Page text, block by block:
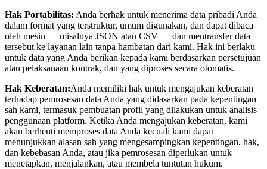
Hak Portabilitas: Anda berhak untuk menerima data pribadi Anda
dalam format yang terstruktur, umum digunakan, dan dapat dibaca
oleh mesin — misalnya JSON atau CSV — dan mentransfer data
tersebut ke layanan lain tanpa hambatan dari kami. Hak ini berlaku
untuk data yang Anda berikan kepada kami berdasarkan persetujuan
atau pelaksanaan kontrak, dan yang diproses secara otomatis.
Hak Keberatan:Anda memiliki hak untuk mengajukan keberatan
terhadap pemrosesan data Anda yang didasarkan pada kepentingan
sah kami, termasuk pembuatan profil yang dilakukan untuk analisis
penggunaan platform. Ketika Anda mengajukan keberatan, kami
akan berhenti memproses data Anda kecuali kami dapat
menunjukkan alasan sah yang mengesampingkan kepentingan, hak,
dan kebebasan Anda, atau jika pemrosesan diperlukan untuk
menetapkan, menjalankan, atau membela tuntutan hukum.